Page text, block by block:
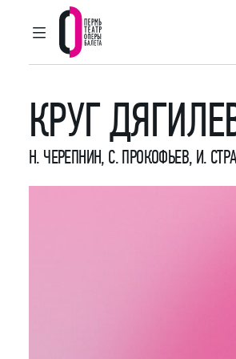
ГЛАВНОЕ МЕНЮ
Пермский театр
КРУГ
Н. ЧЕРЕПНИН, С. ПРОКОФЬЕВ, И.